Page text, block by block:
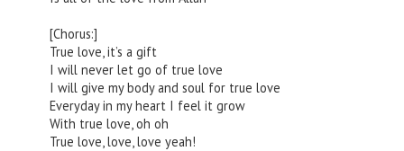
[Chorus:]
True love, it’s a gift
I will never let go of true love
I will give my body and soul for true love
Everyday in my heart I feel it grow
With true love, oh oh
True love, love, love yeah!